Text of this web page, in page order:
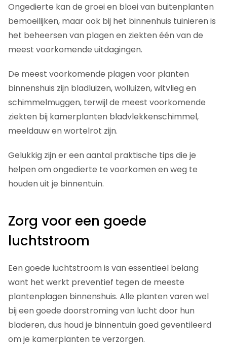
Ongedierte kan de groei en bloei van buitenplanten
bemoeilijken, maar ook bij het binnenhuis tuinieren is
het beheersen van plagen en ziekten één van de
meest voorkomende uitdagingen.
De meest voorkomende plagen voor planten
binnenshuis zijn bladluizen, wolluizen, witvlieg en
schimmelmuggen, terwijl de meest voorkomende
ziekten bij kamerplanten bladvlekkenschimmel,
meeldauw en wortelrot zijn.
Gelukkig zijn er een aantal praktische tips die je
helpen om ongedierte te voorkomen en weg te
houden uit je binnentuin.
Zorg voor een goede
luchtstroom
Een goede luchtstroom is van essentieel belang
want het werkt preventief tegen de meeste
plantenplagen binnenshuis. Alle planten varen wel
bij een goede doorstroming van lucht door hun
bladeren, dus houd je binnentuin goed geventileerd
om je kamerplanten te verzorgen.